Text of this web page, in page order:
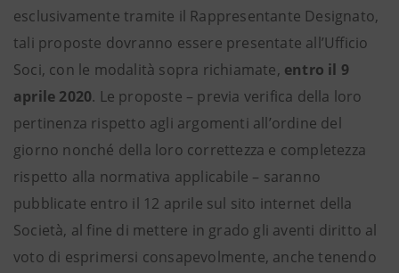
esclusivamente tramite il Rappresentante Designato,
tali proposte dovranno essere presentate all’Ufficio
Soci, con le modalità sopra richiamate, entro il 9
aprile 2020. Le proposte – previa verifica della loro
pertinenza rispetto agli argomenti all’ordine del
giorno nonché della loro correttezza e completezza
rispetto alla normativa applicabile – saranno
pubblicate entro il 12 aprile sul sito internet della
Società, al fine di mettere in grado gli aventi diritto al
voto di esprimersi consapevolmente, anche tenendo